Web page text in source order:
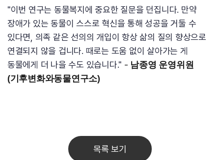
"이번 연구는 동물복지에 중요한 질문을 던집니다. 만약
장애가 있는 동물이 스스로 혁신을 통해 성공을 거둘 수
있다면, 의족 같은 선의의 개입이 항상 삶의 질의 향상으로
연결되지 않을 겁니다. 때로는 도움 없이 살아가는 게
동물에게 더 나을 수도 있습니다." - 남종영 운영위원
(기후변화와동물연구소)
목록 보기